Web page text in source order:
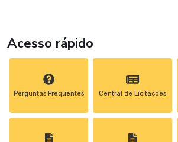
Acesso rápido
Perguntas Frequentes Central de Licitações